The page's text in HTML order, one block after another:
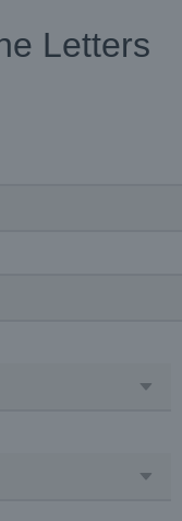
Letters